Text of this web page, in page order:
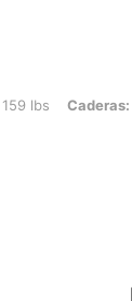
101 cm / 40 in,
lbs Caderas: